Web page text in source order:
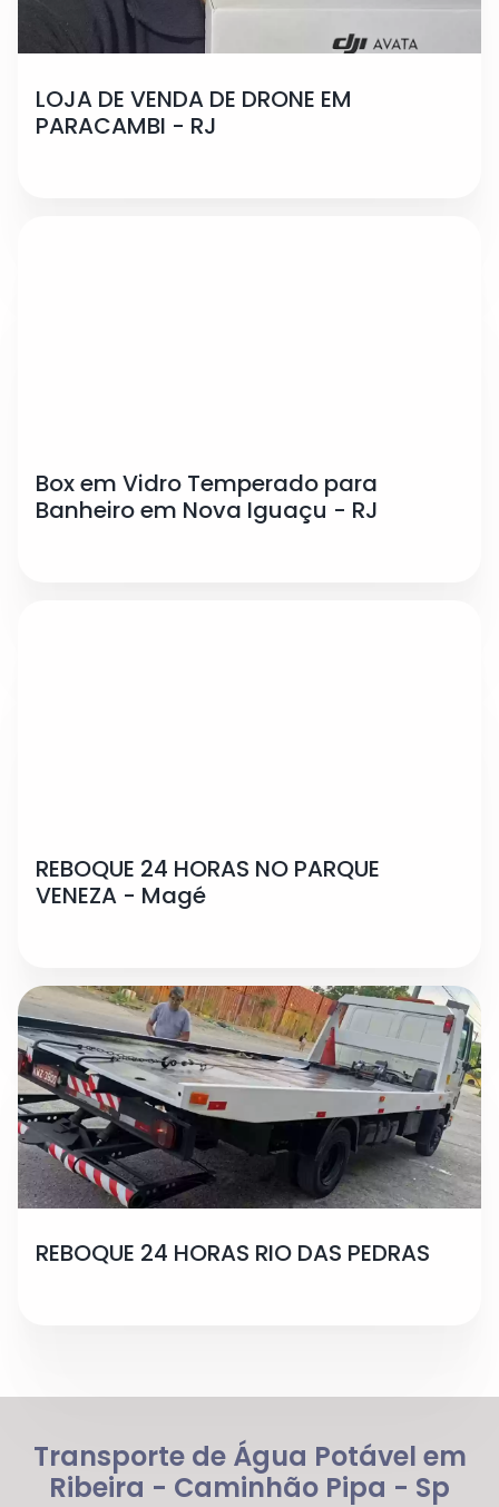
LOJA DE VENDA DE DRONE EM
PARACAMBI - RJ
Box em Vidro Temperado para
Banheiro em Nova Iguaçu - RJ
REBOQUE 24 HORAS NO PARQUE
VENEZA - Magé
REBOQUE 24 HORAS RIO DAS PEDRAS
Transporte de Água Potável em
Ribeira - Caminhão Pipa - Sp